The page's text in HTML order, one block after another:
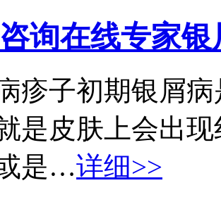
询在线专家银
疹子初期银屑
是皮肤上会出
是…详细>>